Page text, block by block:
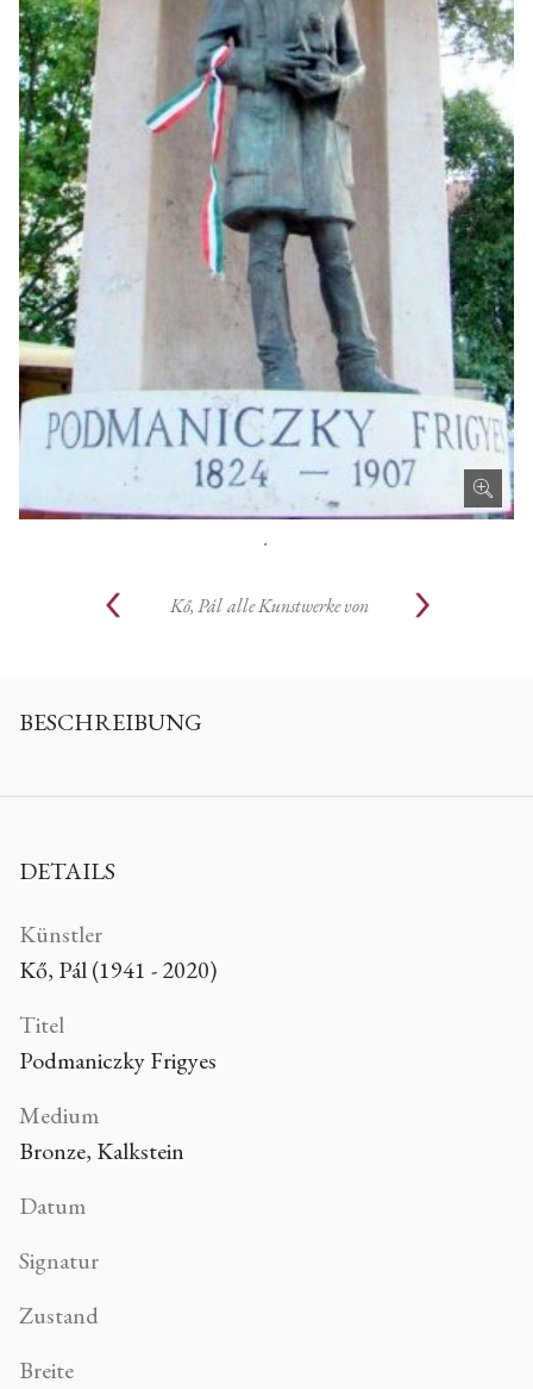
.
Kő, Pál alle Kunstwerke von
BESCHREIBUNG
DETAILS
Künstler
Kő, Pál (1941 - 2020)
Titel
Podmaniczky Frigyes
Medium
Bronze, Kalkstein
Datum
Signatur
Zustand
Breite